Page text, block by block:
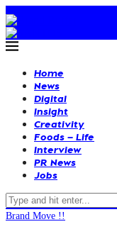
Home
News
Digital
Insight
Creativity
Foods – Life
Interview
PR News
Jobs
Brand Move !!